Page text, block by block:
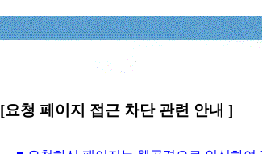
[요청 페이지 접근 차단 관련 안내 ]